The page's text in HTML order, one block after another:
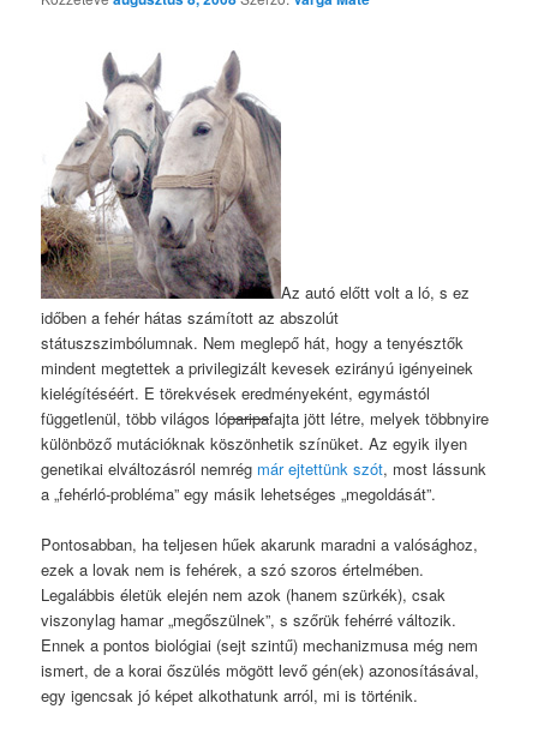
Az autó előtt volt a ló, s ez
időben a fehér hátas számított az abszolút
státuszszimbólumnak. Nem meglepő hát, hogy a tenyésztők
mindent megtettek a privilegizált kevesek ezirányú igényeinek
kielégítéséért. E törekvések eredményeként, egymástól
függetlenül, több világos lóparipafajta jött létre, melyek többnyire
különböző mutációknak köszönhetik színüket. Az egyik ilyen
genetikai elváltozásról nemrég már ejtettünk szót, most lássunk
a „fehérló-probléma” egy másik lehetséges „megoldását”.
Pontosabban, ha teljesen hűek akarunk maradni a valósághoz,
ezek a lovak nem is fehérek, a szó szoros értelmében.
Legalábbis életük elején nem azok (hanem szürkék), csak
viszonylag hamar „megőszülnek”, s szőrük fehérré változik.
Ennek a pontos biológiai (sejt szintű) mechanizmusa még nem
ismert, de a korai őszülés mögött levő gén(ek) azonosításával,
egy igencsak jó képet alkothatunk arról, mi is történik.